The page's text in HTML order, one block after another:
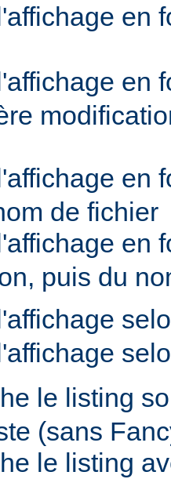
en
en
en
de fichier
en
puis du
le listing
(sans
le listing